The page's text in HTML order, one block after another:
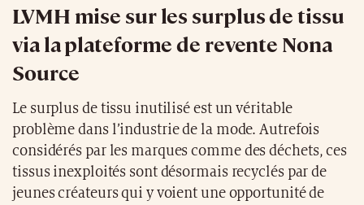
LVMH mise sur les surplus de tissu
via la plateforme de revente Nona
Source
Le surplus de tissu inutilisé est un véritable
problème dans l’industrie de la mode. Autrefois
considérés par les marques comme des déchets, ces
tissus inexploités sont désormais recyclés par de
jeunes créateurs qui y voient une opportunité de